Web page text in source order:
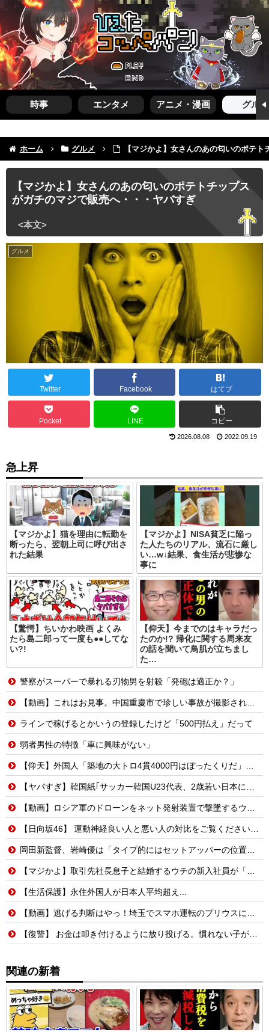
時事 エンタメ アニメ・漫画 グルメ
ホーム グルメ 【マジかよ】女さんのあの匂いのポテ
【マジかよ】女さんのあの匂いのポテトチップス
がガチのマジで販売へ・・・ヤバすぎ
グルメ
Twitter Facebook はてブ
Pocket LINE コピー
2026.08.08 2022.09.19
急上昇
【マジかよ】猫を理由に転勤を
断ったら、翌朝上司に呼び出さ
れた結果
【マジかよ】NISA貧乏に陥っ
た人たちのリアル、流石に厳し
い…w↓結果、食生活が悲惨な
事に
【驚愕】ちいかわ映画 よくみ
たら島二郎って一度も●●してな
い?!
【仰天】今までのはキャラだっ
たのか!? 帰化に関する周来友
の話を聞いて鳥肌が立ちまし
た…
警察がスーパーで暴れる刃物男を射殺「発砲は適正か？」
【動画】これはお見事。中国重慶市で珍しい事故が撮影される。
ラインで稼げるとかいうの登録したけど「500円払え」だって
弱者男性の特徴「車に興味がない」
【仰天】外国人「築地の大トロ4貫4000円はぼったくりだ」→日本人の反応が真っ二つに
【ヤバすぎ】韓国紙｢サッカー韓国U23代表、2歳若い日本に負けると歴史的屈辱｣
【動画】ロシア軍のドローンをネット発射装置で撃墜するウクライナ。
【日向坂46】 運動神経良い人と悪い人の対比をご覧ください…
岡田新監督、岩崎優は「タイプ的にはセットアッパーの位置が一番合うてる」←おーん
【マジかよ】取引先社長息子と結婚するウチの新入社員が「結婚も契約も中止になりました…」→俺「こっちもグループ全社の取引中止しよう」
【生活保護】永住外国人が日本人平均超え...
【動画】逃げる判断はやっ！埼玉でスマホ運転のプリウスに当て逃げされる車載。
【復讐】 お金は叩き付けるように放り投げる。慣れない子がレジ打つと舌打ちしておっせーなと言う。
関連の新着